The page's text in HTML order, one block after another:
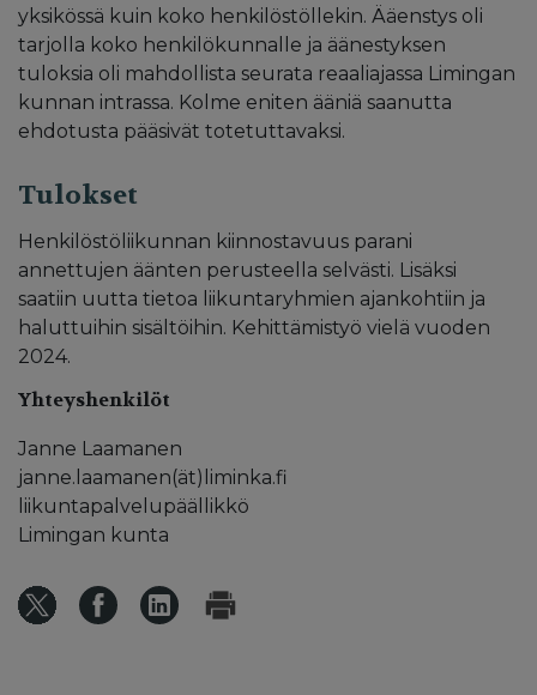
yksikössä kuin koko henkilöstöllekin. Ääenstys oli
tarjolla koko henkilökunnalle ja äänestyksen
tuloksia oli mahdollista seurata reaaliajassa Limingan
kunnan intrassa. Kolme eniten ääniä saanutta
ehdotusta pääsivät totetuttavaksi.
Tulokset
Henkilöstöliikunnan kiinnostavuus parani
annettujen äänten perusteella selvästi. Lisäksi
saatiin uutta tietoa liikuntaryhmien ajankohtiin ja
haluttuihin sisältöihin. Kehittämistyö vielä vuoden
2024.
Yhteyshenkilöt
Janne Laamanen
janne.laamanen(ät)liminka.fi
liikuntapalvelupäällikkö
Limingan kunta